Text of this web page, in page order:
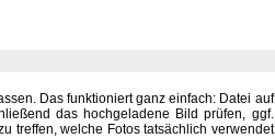
Das funktioniert ganz einfach: Datei auf
das hochgeladene Bild prüfen, ggf.
treffen, welche Fotos tatsächlich verwendet